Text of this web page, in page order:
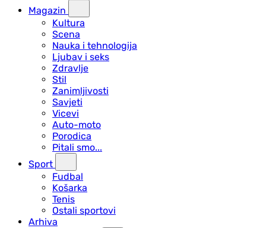
Magazin
Kultura
Scena
Nauka i tehnologija
Ljubav i seks
Zdravlje
Stil
Zanimljivosti
Savjeti
Vicevi
Auto-moto
Porodica
Pitali smo...
Sport
Fudbal
Košarka
Tenis
Ostali sportovi
Arhiva